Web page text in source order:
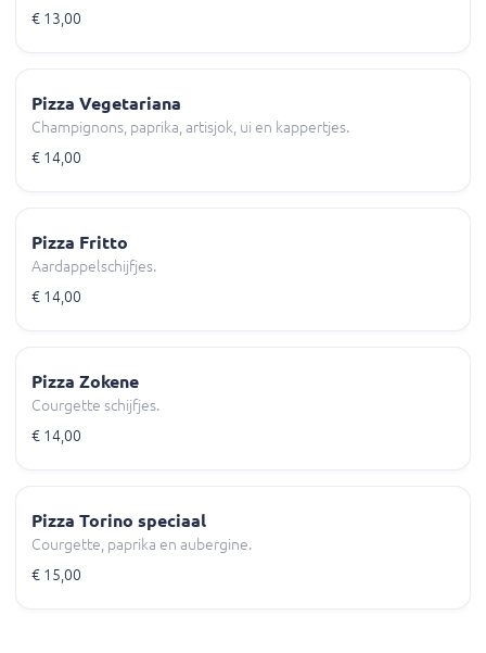
€ 13,00
Pizza Vegetariana
Champignons, paprika, artisjok, ui en kappertjes.
€ 14,00
Pizza Fritto
Aardappelschijfjes.
€ 14,00
Pizza Zokene
Courgette schijfjes.
€ 14,00
Pizza Torino speciaal
Courgette, paprika en aubergine.
€ 15,00